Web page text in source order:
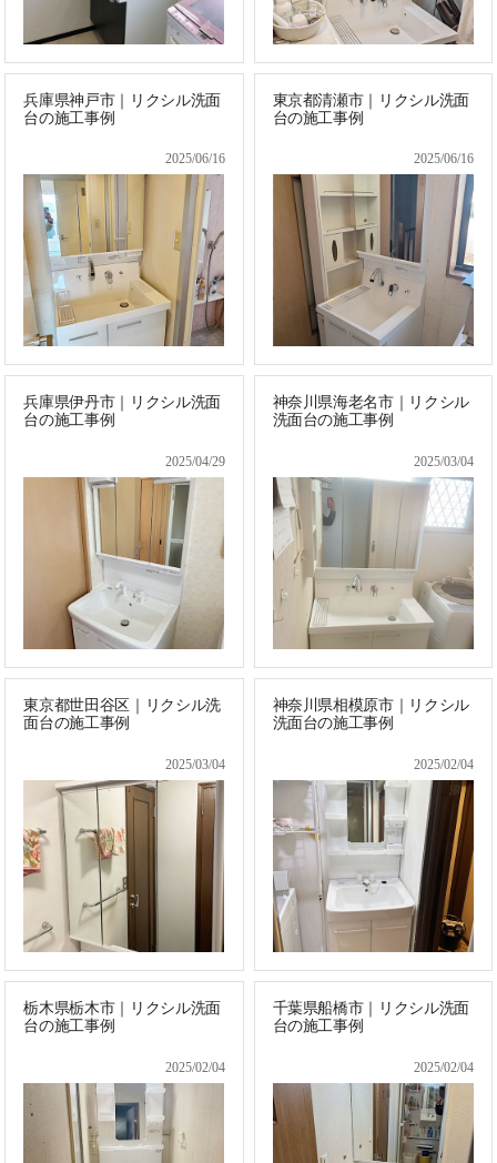
兵庫県神戸市｜リクシル洗面
台の施工事例
2025/06/16
東京都清瀬市｜リクシル洗面
台の施工事例
2025/06/16
兵庫県伊丹市｜リクシル洗面
台の施工事例
2025/04/29
神奈川県海老名市｜リクシル
洗面台の施工事例
2025/03/04
東京都世田谷区｜リクシル洗
面台の施工事例
2025/03/04
神奈川県相模原市｜リクシル
洗面台の施工事例
2025/02/04
栃木県栃木市｜リクシル洗面
台の施工事例
2025/02/04
千葉県船橋市｜リクシル洗面
台の施工事例
2025/02/04